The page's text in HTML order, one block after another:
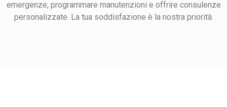
emergenze, programmare manutenzioni e offrire consulenze
personalizzate. La tua soddisfazione è la nostra priorità.